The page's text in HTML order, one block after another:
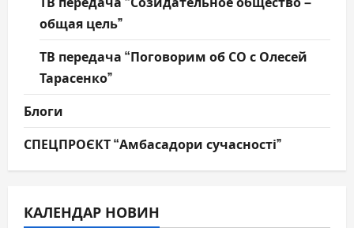
общая цель”
ТВ передача “Поговорим об СО с Олесей
Тарасенко”
Блоги
СПЕЦПРОЄКТ “Амбасадори сучасності”
КАЛЕНДАР НОВИН